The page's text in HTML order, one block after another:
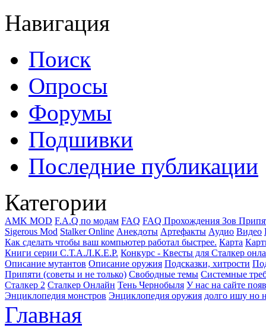
Навигация
Поиск
Опросы
Форумы
Подшивки
Последние публикации
Категории
AMK MOD F.A.Q по модам FAQ FAQ Прохождения Зов
Sigerous Mod Stalker Online Анекдоты Артефакты Аудио Видео
Как сделать чтобы ваш компьютер работал быстрее. Карта
Книги серии С.Т.А.Л.К.Е.Р. Конкурс - Квесты для Сталкер
Описание мутантов Описание оружия Подсказки, хитрости
Припяти (советы и не только) Свободные темы Системные
Сталкер 2 Сталкер Онлайн Тень Чернобыля У нас на сайте
Энциклопедия монстров Энциклопедия оружия долго ишу но
Главная